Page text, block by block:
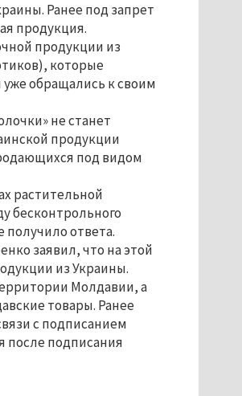
Ранее под запрет
продукция.
продукции из
которые
обращались к своим
не станет
продукции
под видом
растительной
бесконтрольного
ответа.
заявил, что на этой
из Украины.
Молдавии, а
товары. Ранее
с подписанием
после подписания